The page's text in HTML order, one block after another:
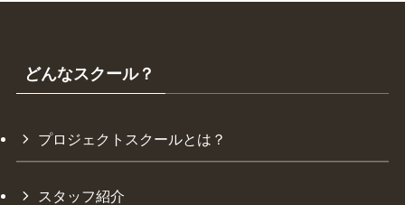
どんなスクール？
プロジェクトスクールとは？
スタッフ紹介